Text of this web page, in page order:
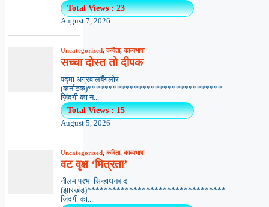
Total Views : 23
August 7, 2026
Uncategorized,कविता,काव्यभाषा
सच्चा दोस्त तो दीपक
पद्मा अग्रवालबैंगलोर
(कर्नाटक)********************************
ज़िंदगी का न...
Total Views : 15
August 5, 2026
Uncategorized,कविता,काव्यभाषा
वट वृक्ष ‘मित्रता’
नीलम प्रभा सिन्हाधनबाद
(झारखंड)*********************************
ज़िंदगी का...